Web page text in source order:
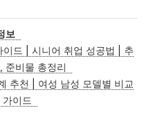
보
드 | 시니어 취업 성공법 | 추
준비물 총정리
추천 | 여성 남성 모델별 비교
가이드